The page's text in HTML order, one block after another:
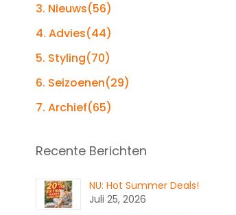
3. Nieuws(56)
4. Advies(44)
5. Styling(70)
6. Seizoenen(29)
7. Archief(65)
Recente Berichten
NU: Hot Summer Deals!
Juli 25, 2026